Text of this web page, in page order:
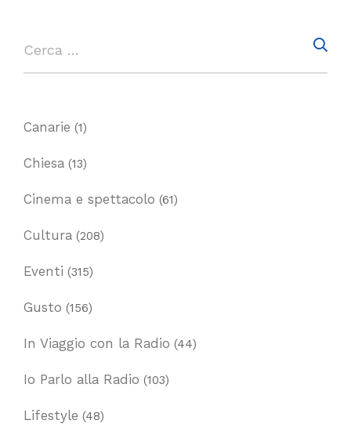
Canarie (1)
Chiesa (13)
Cinema e spettacolo (61)
Cultura (208)
Eventi (315)
Gusto (156)
In Viaggio con la Radio (44)
Io Parlo alla Radio (103)
Lifestyle (48)